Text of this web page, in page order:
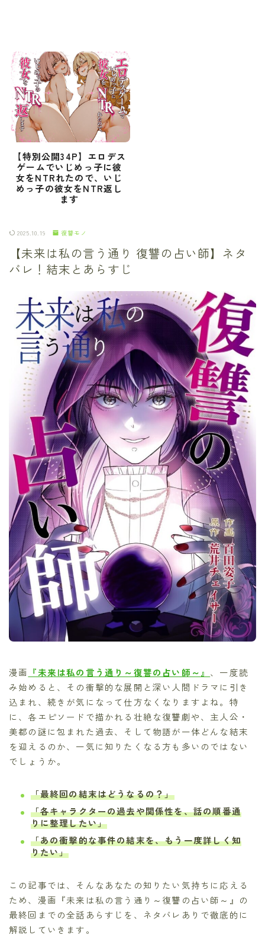
【特別公開34P】エロデス
ゲームでいじめっ子に彼
女をNTRれたので、いじ
めっ子の彼女をNTR返し
ます
2025.10.19 復讐モノ
【未来は私の言う通り 復讐の占い師】ネタ
バレ！結末とあらすじ
漫画 『未来は私の言う通り～復讐の占い師～』 、一度読
み始めると、その衝撃的な展開と深い人間ドラマに引き
込まれ、続きが気になって仕方なくなりますよね。特
に、各エピソードで描かれる壮絶な復讐劇や、主人公・
美都の謎に包まれた過去、そして物語が一体どんな結末
を迎えるのか、一気に知りたくなる方も多いのではない
でしょうか。
「最終回の結末はどうなるの？」
「各キャラクターの過去や関係性を、話の順番通
りに整理したい」
「あの衝撃的な事件の結末を、もう一度詳しく知
りたい」
この記事では、そんなあなたの知りたい気持ちに応える
ため、漫画『未来は私の言う通り～復讐の占い師～』の
最終回までの全話あらすじを、ネタバレありで徹底的に
解説していきます。